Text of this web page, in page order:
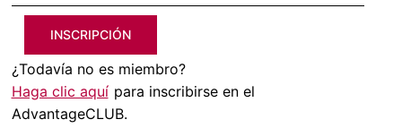
INSCRIPCIÓN
¿Todavía no es miembro?
Haga clic aquí para inscribirse en el
AdvantageCLUB.